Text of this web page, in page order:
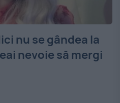
nu se gândea la
nevoie să mergi